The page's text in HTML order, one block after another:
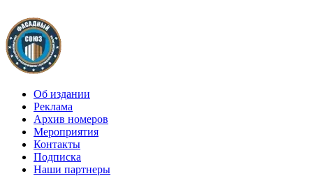
Об издании
Реклама
Архив номеров
Мероприятия
Контакты
Подписка
Наши партнеры